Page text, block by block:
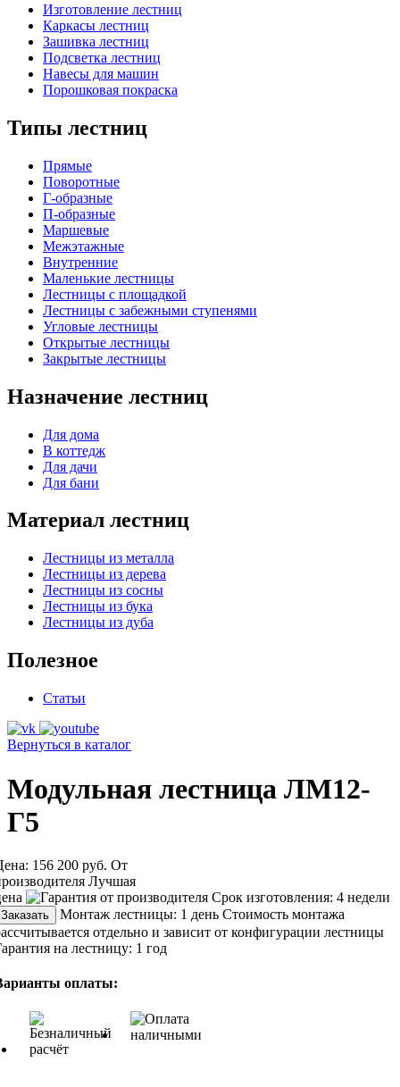
Изготовление лестниц
Каркасы лестниц
Зашивка лестниц
Подсветка лестниц
Навесы для машин
Порошковая покраска
Типы лестниц
Прямые
Поворотные
Г-образные
П-образные
Маршевые
Межэтажные
Внутренние
Маленькие лестницы
Лестницы с площадкой
Лестницы с забежными ступенями
Угловые лестницы
Открытые лестницы
Закрытые лестницы
Назначение лестниц
Для дома
В коттедж
Для дачи
Для бани
Материал лестниц
Лестницы из металла
Лестницы из дерева
Лестницы из сосны
Лестницы из бука
Лестницы из дуба
Полезное
Статьи
Вернуться в каталог
Модульная лестница ЛМ12-
Г5
156 200 руб. От
Лучшая
Срок изготовления: 4 недели
Заказать Монтаж лестницы: 1 день Стоимость монтажа
отдельно и зависит от конфигурации лестницы
на лестницу: 1 год
оплаты: